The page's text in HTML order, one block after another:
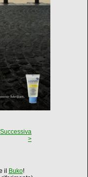
Successiva
>
il Buko!